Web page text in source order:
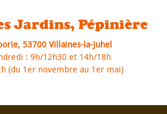
Jardins, Pépinière
53700 Villaines-la-Juhel
: 9h/12h30 et 14h/18h
(du 1er novembre au 1er mai)